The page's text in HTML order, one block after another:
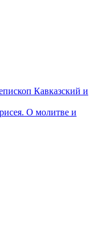
Кавказский и
О молитве и